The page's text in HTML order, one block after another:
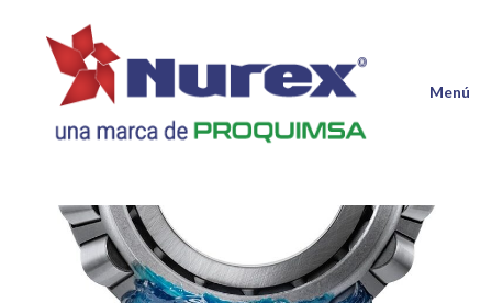
contenido
Menú